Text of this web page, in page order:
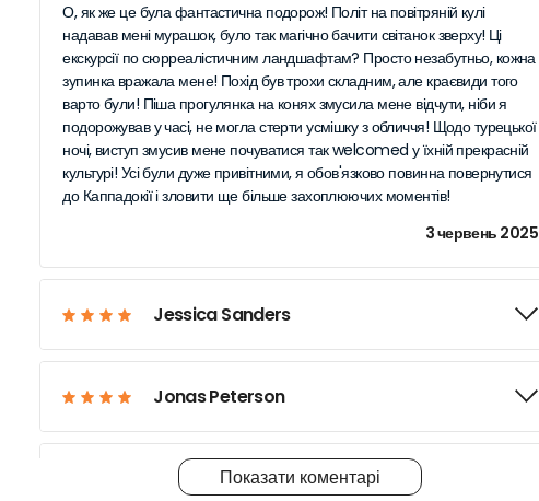
О, як же це була фантастична подорож! Політ на повітряній кулі
надавав мені мурашок, було так магічно бачити світанок зверху! Ці
екскурсії по сюрреалістичним ландшафтам? Просто незабутньо, кожна
зупинка вражала мене! Похід був трохи складним, але краєвиди того
варто були! Піша прогулянка на конях змусила мене відчути, ніби я
подорожував у часі, не могла стерти усмішку з обличчя! Щодо турецької
ночі, виступ змусив мене почуватися так welcomed у їхній прекрасній
культурі! Усі були дуже привітними, я обов'язково повинна повернутися
до Каппадокії і зловити ще більше захоплюючих моментів!
3 червень 2025
Jessica Sanders
Jonas Peterson
Lila WatersПоказати коментарі